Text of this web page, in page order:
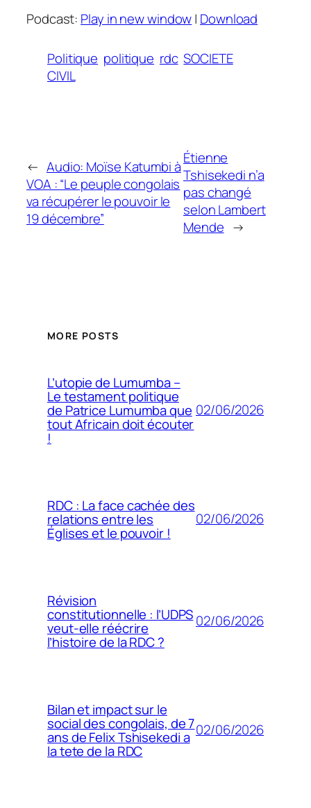
Podcast: Play in new window| Download
Politique politique rdc SOCIETE
CIVIL
← Audio: Moïse Katumbi à
VOA : “Le peuple congolais
va récupérer le pouvoir le
19 décembre”
Étienne
Tshisekedi n’a
pas changé
selon Lambert
Mende →
MORE POSTS
L’utopie de Lumumba –
Le testament politique
de Patrice Lumumba que
tout Africain doit écouter
!
02/06/2026
RDC : La face cachée des
relations entre les
Églises et le pouvoir !
02/06/2026
Révision
constitutionnelle : l’UDPS
veut-elle réécrire
l’histoire de la RDC ?
02/06/2026
Bilan et impact sur le
social des congolais, de 7
ans de Felix Tshisekedi a
la tete de la RDC
02/06/2026